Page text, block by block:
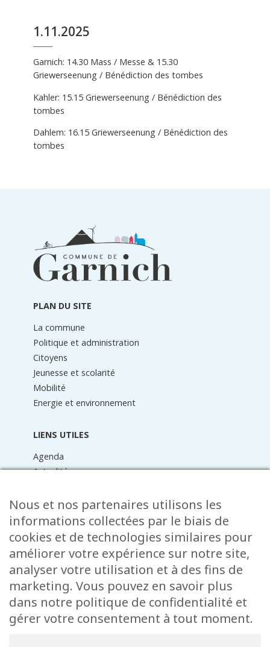
1.11.2025
Garnich: 14.30 Mass / Messe & 15.30
Griewerseenung / Bénédiction des tombes
Kahler: 15.15 Griewerseenung / Bénédiction des
tombes
Dahlem: 16.15 Griewerseenung / Bénédiction des
tombes
Informations
PLAN DU SITE
La commune
Politique et administration
Citoyens
Jeunesse et scolarité
Mobilité
Energie et environnement
LIENS UTILES
Agenda
Actualités
Raider online
Formulaires
Faq
Contact
CONTACT
15 Rue de l’École
L-8353 Garnich
Nous et nos partenaires utilisons les
informations collectées par le biais de
cookies et de technologies similaires pour
améliorer votre expérience sur notre site,
analyser votre utilisation et à des fins de
marketing. Vous pouvez en savoir plus
dans notre politique de confidentialité et
gérer votre consentement à tout moment.